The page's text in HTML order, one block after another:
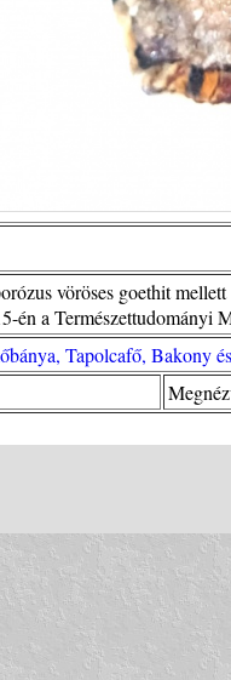
vöröses goethit
én a Természettudományi
Tapolcafő, Bakony